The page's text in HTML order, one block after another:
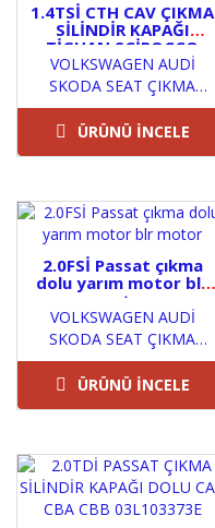
1.4TSİ CTH CAV ÇIKMA
SİLİNDİR KAPAĞI
TİGUAN SCİROCCO
PASSAT
VOLKSWAGEN AUDİ
SKODA SEAT ÇIKMA
ORJİNAL YEDEK
PARÇALARIÜRÜNLERİMİZ
PUSAT VOLKSWAGEN
ÜRÜNÜ İNCELE
2.0FSİ Passat çıkma
dolu yarım motor blr
motor
VOLKSWAGEN AUDİ
SKODA SEAT ÇIKMA
ORJİNAL YEDEK
PARÇALARIÜRÜNLERİMİZ
PUSAT VOLKSWAGEN
ÜRÜNÜ İNCELE